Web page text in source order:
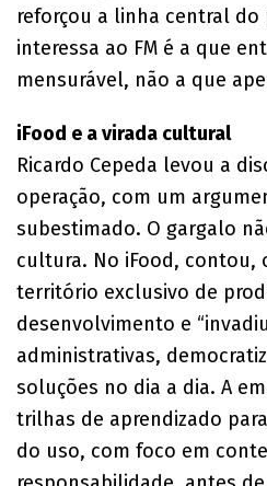
reforçou a linha central do
interessa ao FM é a que
mensurável, não a que
iFood e a virada cultural
Ricardo Cepeda levou a
operação, com um
subestimado. O gargalo
cultura. No iFood, contou,
território exclusivo de
desenvolvimento e
administrativas,
soluções no dia a dia. A
trilhas de aprendizado
do uso, com foco em